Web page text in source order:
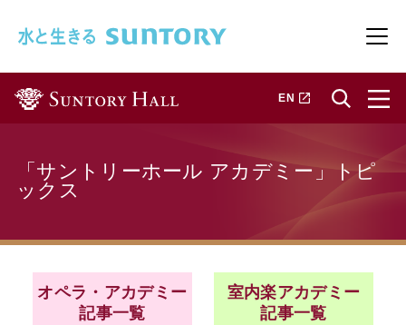
メ
EN 新しいタブで開きます
「サントリーホール アカデミー」トピ
ックス
オペラ・アカデミー
記事一覧
室内楽アカデミー
記事一覧